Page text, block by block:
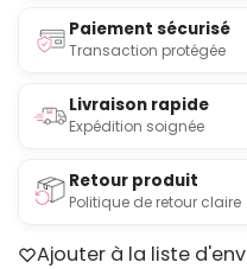
Paiement sécurisé
Transaction protégée
Livraison rapide
Expédition soignée
Retour produit
Politique de retour claire
Ajouter à la liste